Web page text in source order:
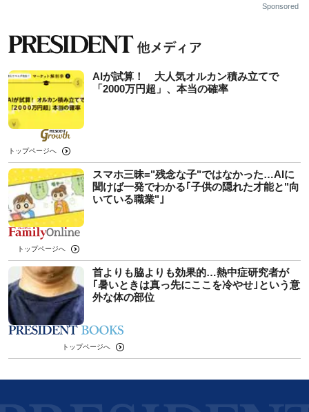
Sponsored
AIが試算！ 大人気オルカン積み立てで
「2000万円超」、本当の確率
トップページへ
スマホ三昧="残念な子"ではなかった…AIに
聞けば一発でわかる｢子供の隠れた才能と"向
いている職業"｣
トップページへ
首よりも脇よりも効果的…熱中症研究者が
｢暑いときは真っ先にここを冷やせ｣という意
外な体の部位
トップページへ